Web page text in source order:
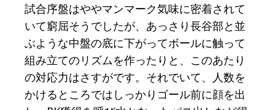
試合序盤はややマンマーク気味に密着されて
いて窮屈そうでしたが、あっさり長谷部と並
ぶような中盤の底に下がってボールに触って
組み立てのリズムを作ったりと、このあたり
の対応力はさすがです。それでいて、人数を
かけるところではしっかりゴール前に顔を出